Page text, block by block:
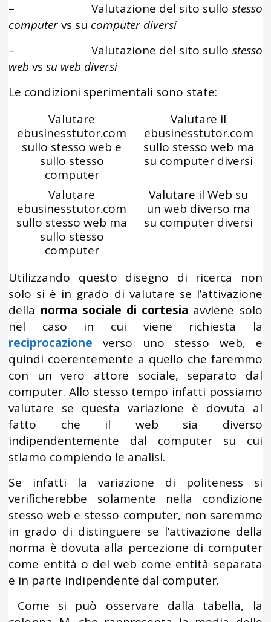
– Valutazione del sito sullo stesso
computervs su computer diversi
– Valutazione del sito sullo stesso
webvssu web diversi
Le condizioni sperimentali sono state:
Valutare
ebusinesstutor.com
sullo stesso web e
sullo stesso
computer
Valutare il
ebusinesstutor.com
sullo stesso web ma
su computer diversi
Valutare
ebusinesstutor.com
sullo stesso web ma
sullo stesso
computer
Valutare il Web su
un web diverso ma
su computer diversi
Utilizzando questo disegno di ricerca non
solo si è in grado di valutare se l’attivazione
della norma sociale di cortesia avviene solo
nel caso in cui viene richiesta la
reciprocazione verso uno stesso web, e
quindi coerentemente a quello che faremmo
con un vero attore sociale, separato dal
computer. Allo stesso tempo infatti possiamo
valutare se questa variazione è dovuta al
fatto che il web sia diverso
indipendentemente dal computer su cui
stiamo compiendo le analisi.
Se infatti la variazione di politeness si
verificherebbe solamente nella condizione
stesso web e stesso computer, non saremmo
in grado di distinguere se l’attivazione della
norma è dovuta alla percezione di computer
come entità o del web come entità separata
e in parte indipendente dal computer.
Come si può osservare dalla tabella, la